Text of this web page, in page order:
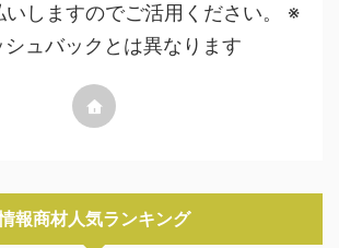
いしますのでご活用ください。 ※
シュバックとは異なります
報商材人気ランキング